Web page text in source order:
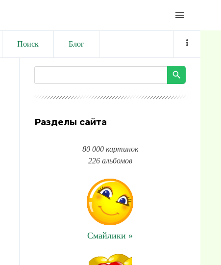
menu
Поиск Блог
Разделы сайта
80 000 картинок
226 альбомов
Смайлики »